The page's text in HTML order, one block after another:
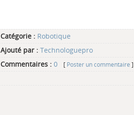
Catégorie : Robotique
Ajouté par : Technologuepro
Commentaires : 0 [ Poster un commentaire ]